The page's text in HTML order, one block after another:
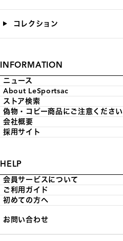
コレクション
INFORMATION
ニュース
About LeSportsac
ストア検索
偽物・コピー商品にご注意ください
会社概要
採用サイト
HELP
会員サービスについて
ご利用ガイド
初めての方へ
お問い合わせ